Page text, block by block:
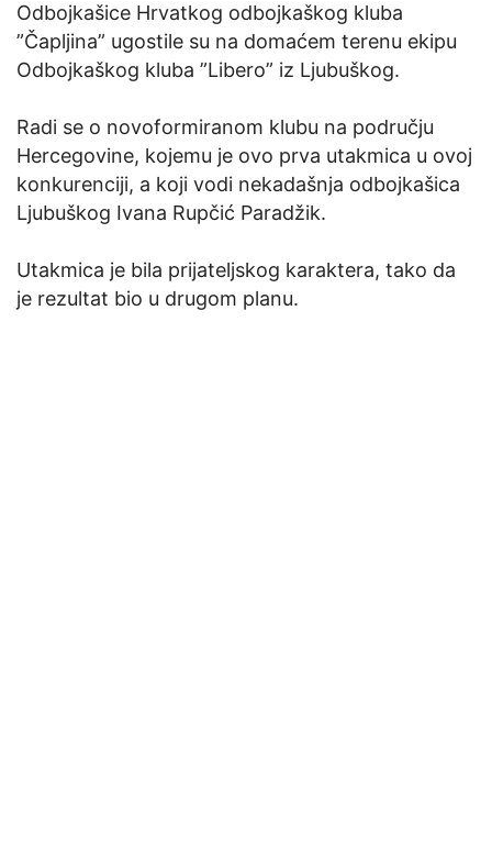
Odbojkašice Hrvatkog odbojkaškog kluba
”Čapljina” ugostile su na domaćem terenu ekipu
Odbojkaškog kluba ”Libero” iz Ljubuškog.
Radi se o novoformiranom klubu na području
Hercegovine, kojemu je ovo prva utakmica u ovoj
konkurenciji, a koji vodi nekadašnja odbojkašica
Ljubuškog Ivana Rupčić Paradžik.
Utakmica je bila prijateljskog karaktera, tako da
je rezultat bio u drugom planu.